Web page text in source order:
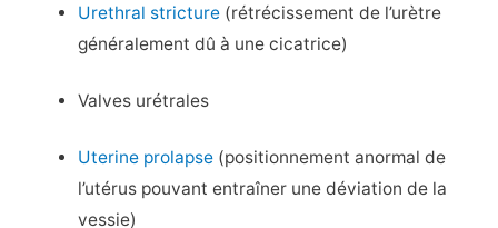
Urethral stricture (rétrécissement de l’urètre
généralement dû à une cicatrice)
Valves urétrales
Uterine prolapse (positionnement anormal de
l’utérus pouvant entraîner une déviation de la
vessie)